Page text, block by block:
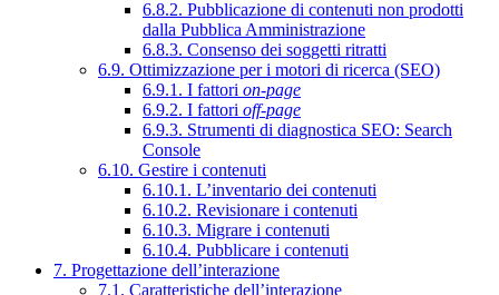
6.8.2. Pubblicazione di contenuti non prodotti
dalla Pubblica Amministrazione
6.8.3. Consenso dei soggetti ritratti
6.9. Ottimizzazione per i motori di ricerca (SEO)
6.9.1. I fattori on-page
6.9.2. I fattori off-page
6.9.3. Strumenti di diagnostica SEO: Search
Console
6.10. Gestire i contenuti
6.10.1. L’inventario dei contenuti
6.10.2. Revisionare i contenuti
6.10.3. Migrare i contenuti
6.10.4. Pubblicare i contenuti
7. Progettazione dell’interazione
7.1. Caratteristiche dell’interazione